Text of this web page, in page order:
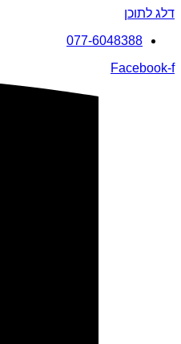
דלג לתוכן
077-6048388
Facebook-f